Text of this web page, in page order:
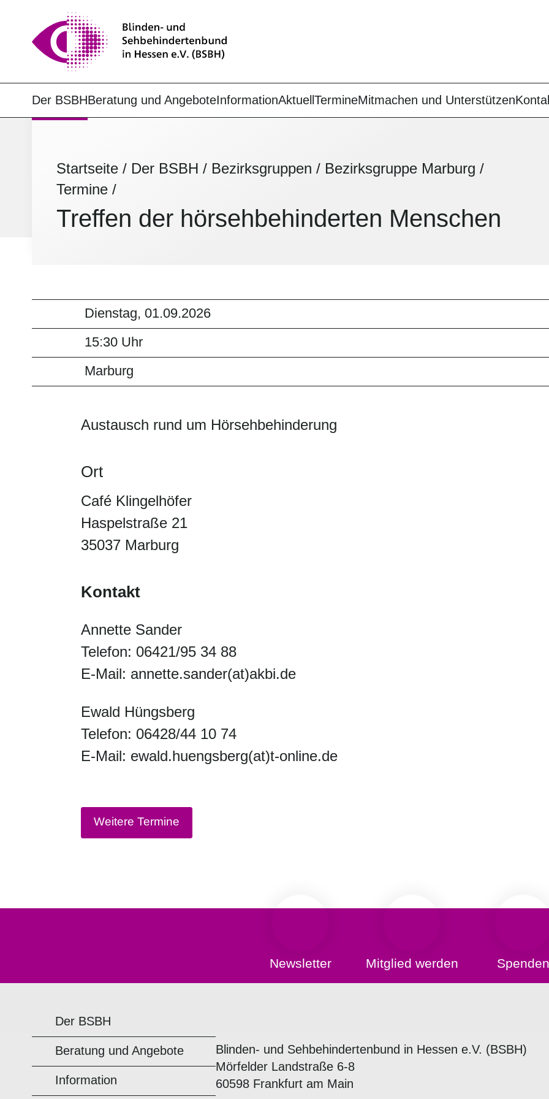
Der BSBHBeratung und AngeboteInformationAktuell TermineMitmachen und Unterstützen
Startseite / Der BSBH / Bezirksgruppen / Bezirksgruppe Marburg /
Termine /
Treffen der hörsehbehinderten Menschen
Dienstag, 01.09.2026
15:30 Uhr
Marburg
Austausch rund um Hörsehbehinderung
Ort
Café Klingelhöfer
Haspelstraße 21
35037 Marburg
Kontakt
Annette Sander
Telefon: 06421/95 34 88
E-Mail: annette.sander(at)akbi.de
Ewald Hüngsberg
Telefon: 06428/44 10 74
E-Mail: ewald.huengsberg(at)t-online.de
Weitere Termine
Newsletter Mitglied werden Spenden
Der BSBH
Beratung und Angebote
Information
Blinden- und Sehbehindertenbund in Hessen e.V. (BSBH)
Mörfelder Landstraße 6-8
60598 Frankfurt am Main